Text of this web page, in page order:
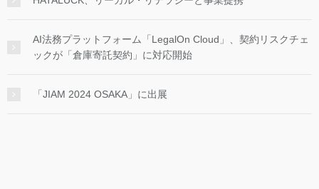
AI法務プラットフォーム「LegalOn Cloud」、契約リスクチェ
ックが「倉庫寄託契約」に対応開始
「JIAM 2024 OSAKA」に出展